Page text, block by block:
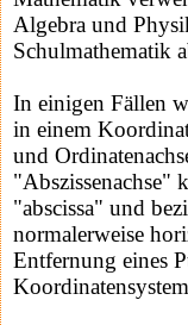
Algebra und
Schulmathematik
In einigen Fällen
in einem
und
"Abszissenachse"
"abscissa" und
normalerweise
Entfernung eines